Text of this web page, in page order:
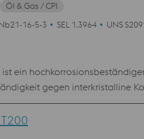
Öl & Gas / CPI
16-5-3
SEL 1.3964 UNS
ist ein
gegen interkristalline
vergleichbaren Cr-Ni-Mo-
ist und die geringste
magnetische Abschirmungen